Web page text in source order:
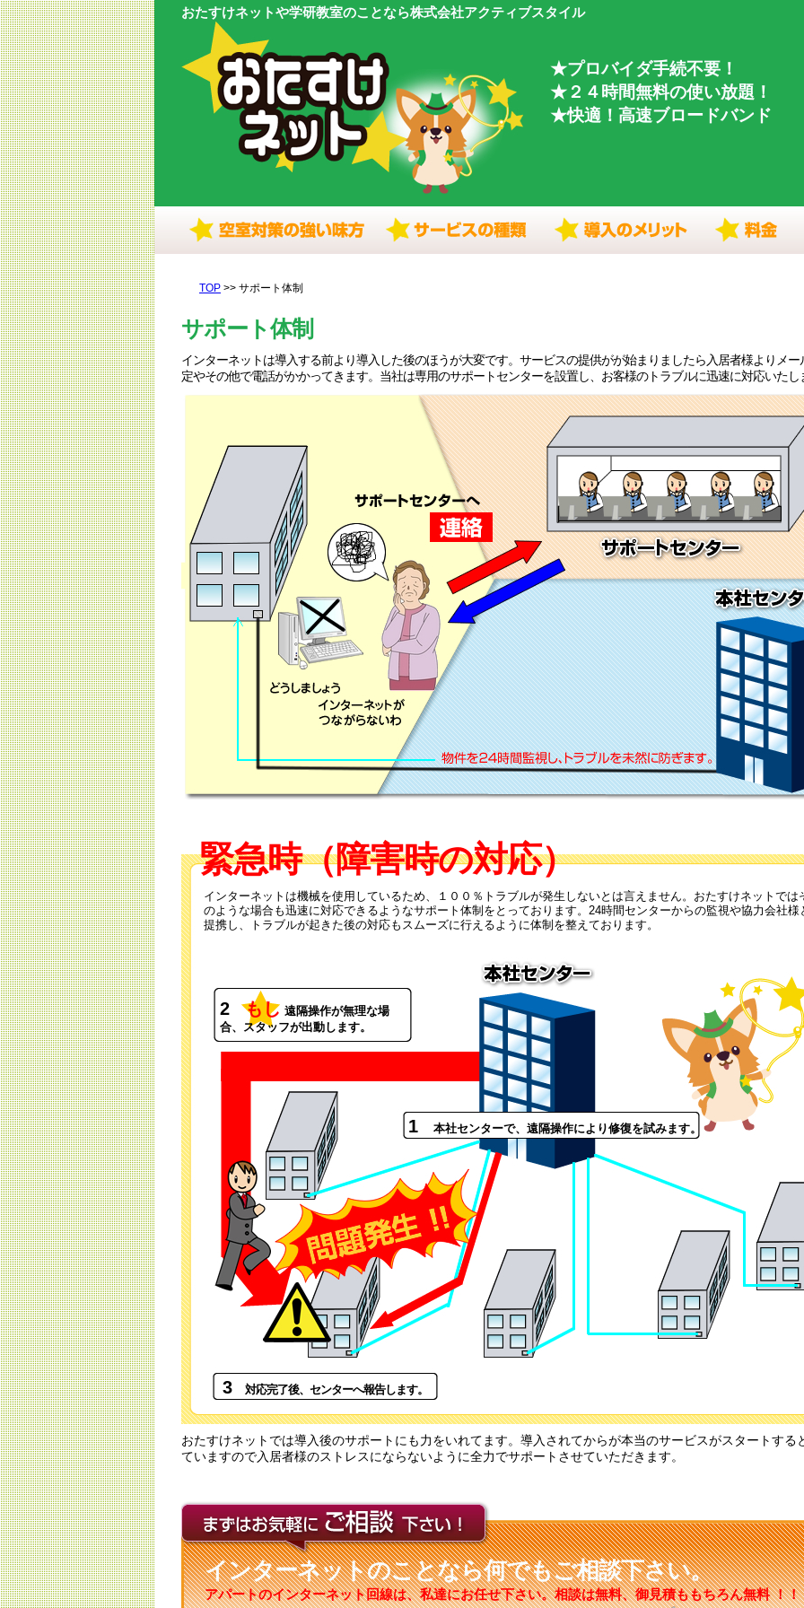
おたすけネットや学研教室のことなら株式会社アクティブスタイル
★プロバイダ手続不要！
★２４時間無料の使い放題！
★快適！高速ブロードバンド
TOP >> サポート体制
サポート体制
インターネットは導入する前より導入した後のほうが大変です。サービスの提供がが始まりましたら入居者様よりメー
定やその他で電話がかかってきます。当社は専用のサポートセンターを設置し、お客様のトラブルに迅速に対応いたし
緊急時（障害時の対応）
インターネットは機械を使用しているため、１００％トラブルが発生しないとは言えません。おたすけネットでは
のような場合も迅速に対応できるようなサポート体制をとっております。24時間センターからの監視や協力会社様
提携し、トラブルが起きた後の対応もスムーズに行えるように体制を整えております。
2 もし 遠隔操作が無理な場
合、スタッフが出動します。
1 本社センターで、遠隔操作により修復を試みます。
3対応完了後、センターへ報告します。
おたすけネットでは導入後のサポートにも力をいれてます。導入されてからが本当のサービスがスタートする
ていますので入居者様のストレスにならないように全力でサポートさせていただきます。
インターネットのことなら何でもご相談下さい。
アパートのインターネット回線は、私達にお任せ下さい。相談は無料、御見積ももちろん無料 ！！